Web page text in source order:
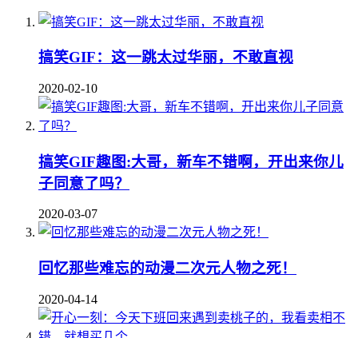
搞笑GIF：​这一跳太过华丽，不敢直视
2020-02-10
搞笑GIF趣图:大哥，新车不错啊，开出来你儿
子同意了吗？
2020-03-07
回忆那些难忘的动漫二次元人物之死！
2020-04-14